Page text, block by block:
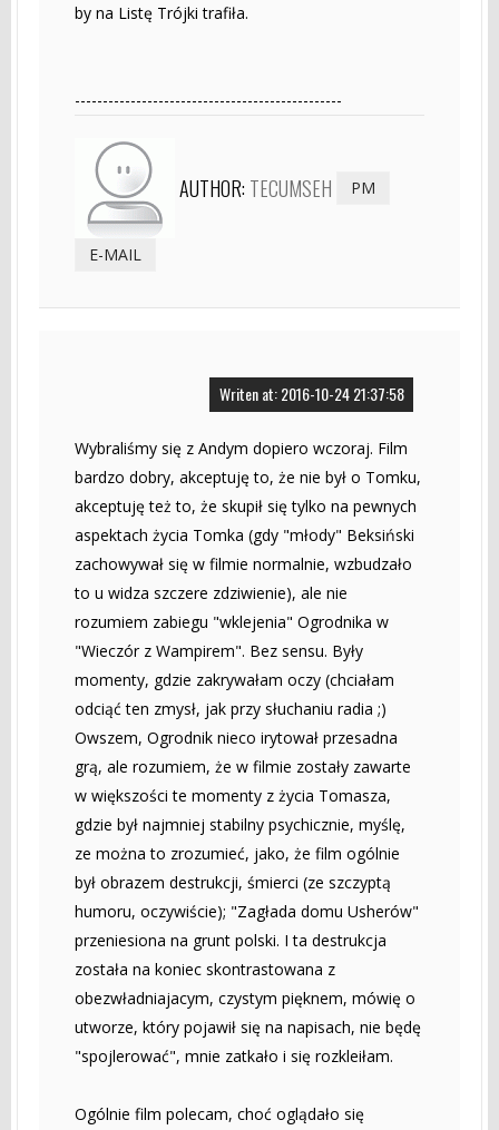
by na Listę Trójki trafiła.
------------------------------------------------
AUTHOR: TECUMSEH PM
E-MAIL
Writen at: 2016-10-24 21:37:58
Wybraliśmy się z Andym dopiero wczoraj. Film
bardzo dobry, akceptuję to, że nie był o Tomku,
akceptuję też to, że skupił się tylko na pewnych
aspektach życia Tomka (gdy "młody" Beksiński
zachowywał się w filmie normalnie, wzbudzało
to u widza szczere zdziwienie), ale nie
rozumiem zabiegu "wklejenia" Ogrodnika w
"Wieczór z Wampirem". Bez sensu. Były
momenty, gdzie zakrywałam oczy (chciałam
odciąć ten zmysł, jak przy słuchaniu radia ;)
Owszem, Ogrodnik nieco irytował przesadna
grą, ale rozumiem, że w filmie zostały zawarte
w większości te momenty z życia Tomasza,
gdzie był najmniej stabilny psychicznie, myślę,
ze można to zrozumieć, jako, że film ogólnie
był obrazem destrukcji, śmierci (ze szczyptą
humoru, oczywiście); "Zagłada domu Usherów"
przeniesiona na grunt polski. I ta destrukcja
została na koniec skontrastowana z
obezwładniajacym, czystym pięknem, mówię o
utworze, który pojawił się na napisach, nie będę
"spojlerować", mnie zatkało i się rozkleiłam.
Ogólnie film polecam, choć oglądało się